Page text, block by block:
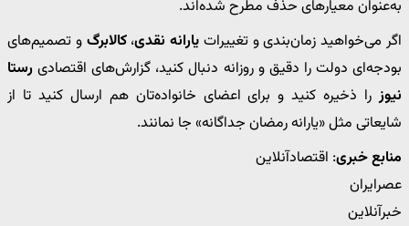
به‌عنوان معیارهای حذف مطرح شده‌اند.
اگر می‌خواهید زمان‌بندی و تغییرات یارانه نقدی،کالابرگ و تصمیم‌های
بودجه‌ای دولت را دقیق و روزانه دنبال کنید، گزارش‌های اقتصادی رستا
نیوزرا ذخیره کنید و برای اعضای خانواده‌تان هم ارسال کنید تا از
شایعاتی مثل «یارانه رمضان جداگانه» جا نمانند.
منابع خبری: اقتصادآنلاین
عصرایران
خبرآنلاین